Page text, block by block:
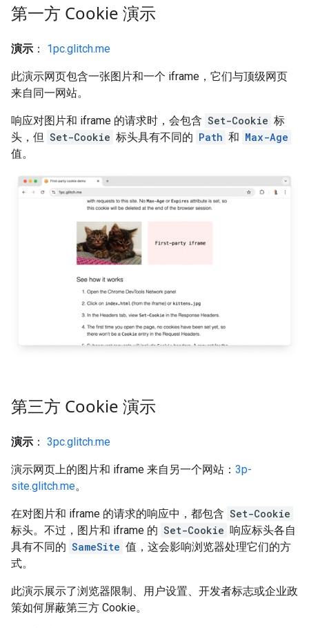
第一方 Cookie 演示
演示 ： 1pc.glitch.me
此演示网页包含一张图片和一个 iframe，它们与顶级网页
来自同一网站。
响应对图片和 iframe 的请求时，会包含 Set-Cookie 标
头，但 Set-Cookie 标头具有不同的 Path 和 Max-Age
值。
第三方 Cookie 演示
演示 ： 3pc.glitch.me
演示网页上的图片和 iframe 来自另一个网站： 3p-
site.glitch.me。
在对图片和 iframe 的请求的响应中，都包含 Set-Cookie
标头。不过，图片和 iframe 的 Set-Cookie 响应标头各自
具有不同的 SameSite 值，这会影响浏览器处理它们的方
式。
此演示展示了浏览器限制、用户设置、开发者标志或企业政
策如何屏蔽第三方 Cookie。